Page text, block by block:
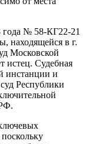
№ 58-КГ22-21
находящейся в г.
Московской
истец. Судебная
инстанции и
Республики